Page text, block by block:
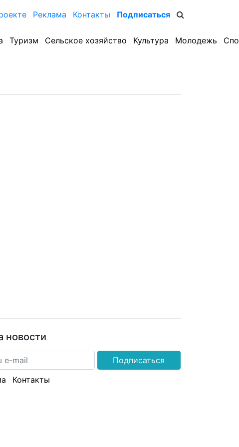
Реклама Контакты Подписаться
Туризм Сельское хозяйство Культура Молодежь
новости
Подписаться
Контакты